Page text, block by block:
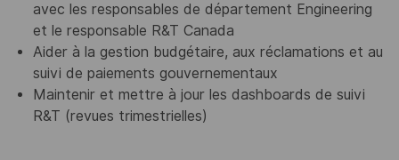
avec les responsables de département Engineering
et le responsable R&T Canada
Aider à la gestion budgétaire, aux réclamations et au
suivi de paiements gouvernementaux
Maintenir et mettre à jour les dashboards de suivi
R&T (revues trimestrielles)